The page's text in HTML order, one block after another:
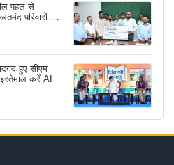
पहल से
परिवारों का
हुए सीएम
करें AI